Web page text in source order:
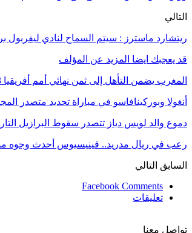
التالي
ريتشارد ماسترز : سيتم السماح لنادي
قد يعجبك ايضا المزيد عن المؤلف
المغرب يضمن التأهل إلى ثمن نهائي أمم أفريقيا 2023
أنغولا وبوركينافاسو في مباراة تحديد متصدر
دموع والد لويس دياز تتصدر سقوط البرازيل
رعب في ريال مدريد.. فينيسيوس أحدث وجوه
السابق التالي
Facebook Comments
تعليقات
تواصل معنا